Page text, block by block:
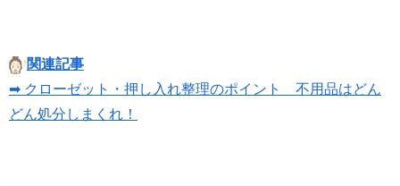
関連記事
➡ クローゼット・押し入れ整理のポイント 不用品はどん
どん処分しまくれ！